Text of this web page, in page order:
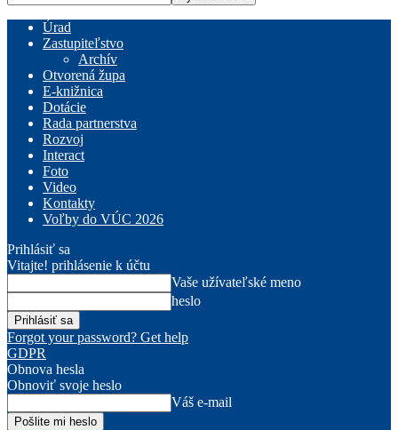
Úrad
Zastupiteľstvo
Archív
Otvorená župa
E-knižnica
Dotácie
Rada partnerstva
Rozvoj
Interact
Foto
Video
Kontakty
Voľby do VÚC 2026
Prihlásiť sa
Vitajte! prihlásenie k účtu
Vaše užívateľské meno
heslo
Forgot your password? Get help
GDPR
Obnova hesla
Obnoviť svoje heslo
Váš e-mail